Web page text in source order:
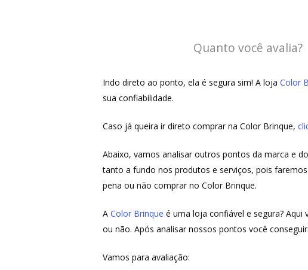
Aperte ENTER para buscar ou ESC para fechar
Quanto você avalia?
Indo direto ao ponto, ela é segura sim! A loja Color
sua confiabilidade.
Caso já queira ir direto comprar na Color Brinque,
Abaixo, vamos analisar outros pontos da marca e
tanto a fundo nos produtos e serviços, pois
pena ou não comprar no Color Brinque.
A Color Brinque é uma loja confiável e segura? Aqui
ou não. Após analisar nossos pontos você
Vamos para avaliação: